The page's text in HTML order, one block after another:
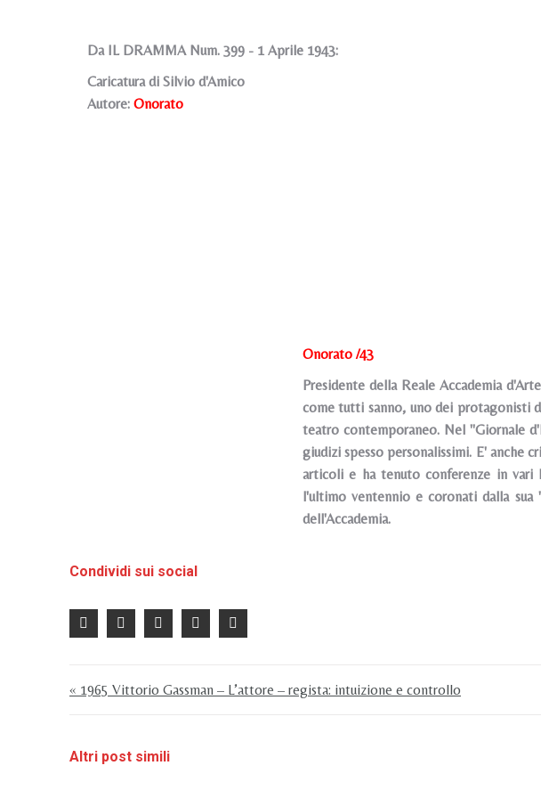
Da IL DRAMMA Num. 399 - 1 Aprile 1943:
Caricatura di Silvio d'Amico
Autore: Onorato
Onorato /43
Presidente della Reale Accademia
come tutti sanno, uno dei protagonisti
teatro contemporaneo. Nel "Giornale
giudizi spesso personalissimi. E' anche
articoli e ha tenuto conferenze in vari
l'ultimo ventennio e coronati dalla
dell'Accademia.
Condividi sui social
« 1965 Vittorio Gassman – L’attore – regista: intuizione e controllo
Altri post simili